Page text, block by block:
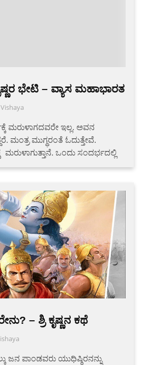
ಭೇಟಿ – ವ್ಯಾಸ ಮಹಾಭಾರತ
Vishaya
ಮರುಳಾಗದವರೇ ಇಲ್ಲ. ಅವನ
ಮಂತ್ರ ಮುಗ್ಧರಂತೆ ಓದುತ್ತೇವೆ.
ಮರುಳಾಗುತ್ತಾನೆ. ಒಂದು ಸಂದರ್ಭದಲ್ಲಿ
– ಶ್ರಿ ಕೃಷ್ಣನ ಕಥೆ
ಜನ ಪಾಂಡವರು ಯುಧಿಷ್ಠಿರನನ್ನು